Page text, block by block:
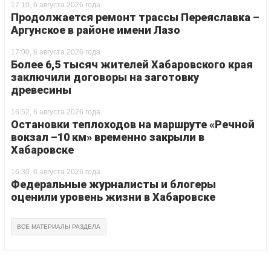
17:10, 6 августа 2026 года
Продолжается ремонт трассы Переяславка –
Аргунское в районе имени Лазо
17:00, 6 августа 2026 года
Более 6,5 тысяч жителей Хабаровского края
заключили договоры на заготовку
древесины
16:52, 6 августа 2026 года
Остановки теплоходов на маршруте «Речной
вокзал –10 км» временно закрыли в
Хабаровске
16:30, 6 августа 2026 года
Федеральные журналисты и блогеры
оценили уровень жизни в Хабаровске
ВСЕ МАТЕРИАЛЫ РАЗДЕЛА